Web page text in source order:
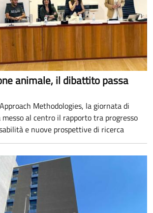
animale, il dibattito passa
Methodologies, la giornata di
al centro il rapporto tra progresso
e nuove prospettive di ricerca